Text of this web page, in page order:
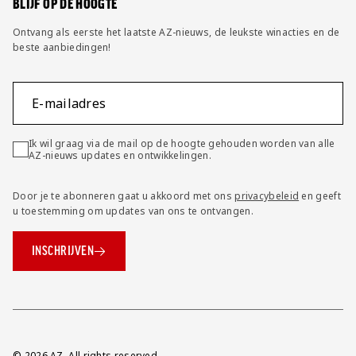
BLIJF OP DE HOOGTE
Ontvang als eerste het laatste AZ-nieuws, de leukste winacties en de
beste aanbiedingen!
E-mailadres
Ik wil graag via de mail op de hoogte gehouden worden van alle
AZ-nieuws updates en ontwikkelingen.
Door je te abonneren gaat u akkoord met onsprivacybeleid en geeft
u toestemming om updates van ons te ontvangen.
INSCHRIJVEN